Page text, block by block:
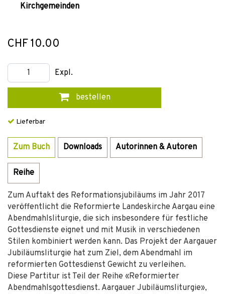
Kirchgemeinden
CHF 10.00
Expl.
bestellen
Lieferbar
Zum Buch Downloads Autorinnen & Autoren
Reihe
Zum Auftakt des Reformationsjubiläums im Jahr 2017
veröffentlicht die Reformierte Landeskirche Aargau eine
Abendmahlsliturgie, die sich insbesondere für festliche
Gottesdienste eignet und mit Musik in verschiedenen
Stilen kombiniert werden kann. Das Projekt der Aargauer
Jubiläumsliturgie hat zum Ziel, dem Abendmahl im
reformierten Gottesdienst Gewicht zu verleihen.
Diese Partitur ist Teil der Reihe «Reformierter
Abendmahlsgottesdienst. Aargauer Jubiläumsliturgie»,